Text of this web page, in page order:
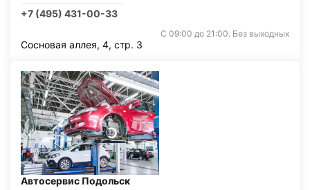
+7 (495) 431-00-33
С 09:00 до 21:00. Без выходных
Сосновая аллея, 4, стр. 3
Автосервис Подольск